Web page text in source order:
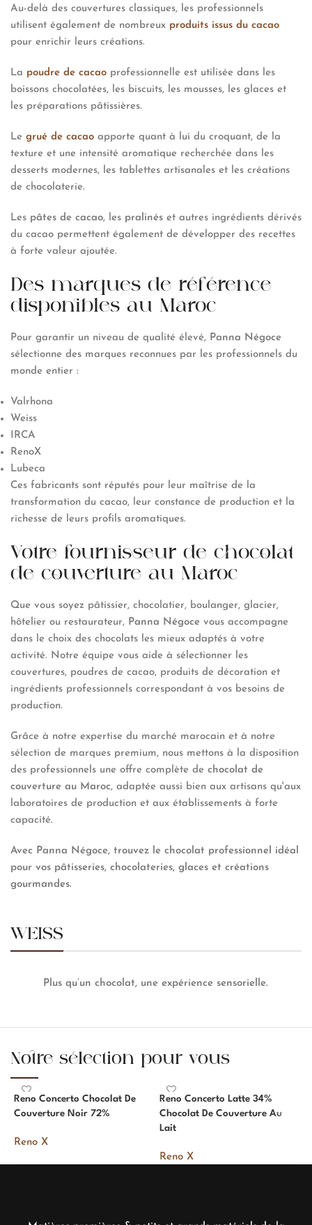
Au-delà des couvertures classiques, les professionnels
utilisent également de nombreux produits issus du cacao
pour enrichir leurs créations.
La poudre de cacao professionnelle est utilisée dans les
boissons chocolatées, les biscuits, les mousses, les glaces et
les préparations pâtissières.
Le grué de cacao apporte quant à lui du croquant, de la
texture et une intensité aromatique recherchée dans les
desserts modernes, les tablettes artisanales et les créations
de chocolaterie.
Les pâtes de cacao, les pralinés et autres ingrédients dérivés
du cacao permettent également de développer des recettes
à forte valeur ajoutée.
Des marques de référence
disponibles au Maroc
Pour garantir un niveau de qualité élevé, Panna Négoce
sélectionne des marques reconnues par les professionnels du
monde entier :
Valrhona
Weiss
IRCA
RenoX
Lubeca
Ces fabricants sont réputés pour leur maîtrise de la
transformation du cacao, leur constance de production et la
richesse de leurs profils aromatiques.
Votre fournisseur de chocolat
de couverture au Maroc
Que vous soyez pâtissier, chocolatier, boulanger, glacier,
hôtelier ou restaurateur, Panna Négoce vous accompagne
dans le choix des chocolats les mieux adaptés à votre
activité. Notre équipe vous aide à sélectionner les
couvertures, poudres de cacao, produits de décoration et
ingrédients professionnels correspondant à vos besoins de
production.
Grâce à notre expertise du marché marocain et à notre
sélection de marques premium, nous mettons à la disposition
des professionnels une offre complète de chocolat de
couverture au Maroc, adaptée aussi bien aux artisans qu'aux
laboratoires de production et aux établissements à forte
capacité.
Avec Panna Négoce, trouvez le chocolat professionnel idéal
pour vos pâtisseries, chocolateries, glaces et créations
gourmandes.
WEISS
Plus qu’un chocolat, une expérience sensorielle.
Notre sélection pour vous
Reno Concerto Chocolat De
Couverture Noir 72%
Reno X
Reno Concerto Latte 34%
Chocolat De Couverture Au
Lait
Reno X